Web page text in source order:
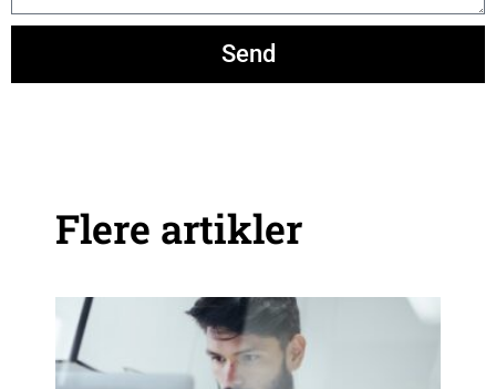
Send
Flere artikler